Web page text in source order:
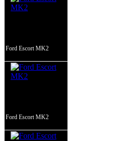
Ford Escort MK2
Ford Escort MK2